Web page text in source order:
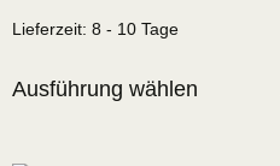
Lieferzeit: 8 - 10 Tage
Ausführung wählen